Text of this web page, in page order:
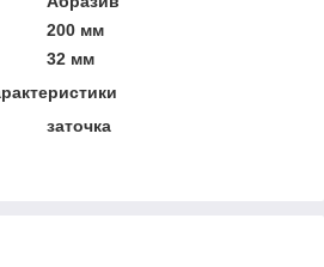
200 мм
32 мм
заточка